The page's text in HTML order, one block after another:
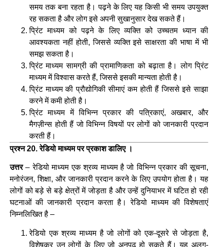
समय तक बना रहता है। पढ़ने के लिए यह किसी भी समय उपयुक्त
रह सकता है और लोग इसे अपनी सुखानुसार देख सकते हैं।
प्रिंट माध्यम को पढ़ने के लिए व्यक्ति को उच्चतम ध्यान की
आवश्यकता नहीं होती, जिससे व्यक्ति इसे साक्षरता की भाषा में भी
समझ सकता है।
प्रिंट माध्यम सामग्री की प्रामाणिकता को बढ़ाता है। लोग प्रिंट
माध्यम में विश्वास करते हैं, जिससे इसकी मान्यता होती है।
प्रिंट माध्यम की प्रौद्योगिकी सीमाएं कम होती हैं जिससे इसे साझा
करने में कमी होती है।
प्रिंट माध्यम में विभिन्न प्रकार की पत्रिकाएं, अखबार, और
मैगज़ीन्स होती हैं जो विभिन्न विषयों पर लोगों को जानकारी प्रदान
करती हैं।
प्रश्न 20. रेडियो माध्यम पर प्रकाश डालिए ।
उत्तर– रेडियो माध्यम एक श्रव्य माध्यम है जो विभिन्न प्रकार की सूचना,
मनोरंजन, शिक्षा, और जानकारी प्रदान करने के लिए उपयोग होता है। यह
लोगों को बड़े से बड़े क्षेत्रों में जोड़ता है और उन्हें दुनियाभर में घटित हो रही
घटनाओं की जानकारी प्रदान करता है। रेडियो माध्यम की विशेषताएं
निम्नलिखित है –
रेडियो एक श्रव्य माध्यम है जो लोगों को एक-दूसरे से जोड़ता है,
विशेषकर उन लोगों के लिए जो अनपढ़ हो सकते हैं। यह अलग-